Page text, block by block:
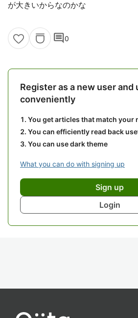
が大きいからなのかな
comment0
Register as a new user and
conveniently
You get articles that match your
You can efficiently read back
You can use dark theme
What you can do with signing up
Sign up
Login